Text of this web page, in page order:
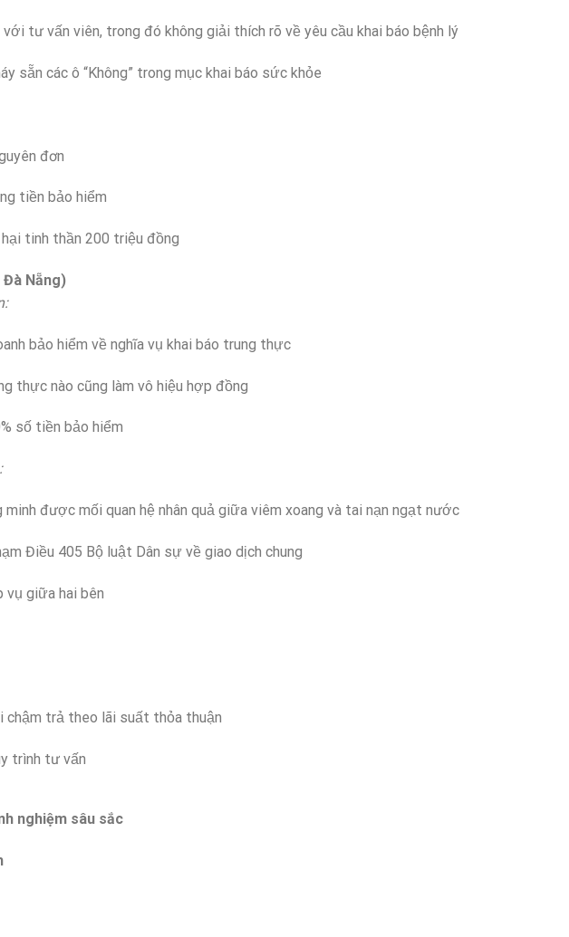
với tư vấn viên, trong đó không giải thích rõ về yêu cầu khai báo bệnh lý
sẵn các ô “Không” trong mục khai báo sức khỏe
đơn
tiền bảo hiểm
tinh thần 200 triệu đồng
Đà Nẵng)
bảo hiểm về nghĩa vụ khai báo trung thực
thực nào cũng làm vô hiệu hợp đồng
số tiền bảo hiểm
được mối quan hệ nhân quả giữa viêm xoang và tai nạn ngạt nước
Điều 405 Bộ luật Dân sự về giao dịch chung
vụ giữa hai bên
chậm trả theo lãi suất thỏa thuận
trình tư vấn
nghiệm sâu sắc